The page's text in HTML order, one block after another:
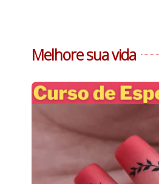
Melhore sua vida